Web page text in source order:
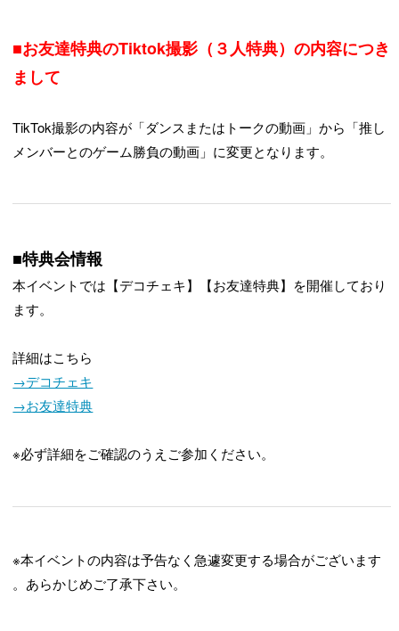
■お友達特典のTiktok撮影（３人特典）の内容につき
まして
TikTok撮影の内容が「ダンスまたはトークの動画」から「推し
メンバーとのゲーム勝負の動画」に変更となります。
■特典会情報
本イベントでは【デコチェキ】【お友達特典】を開催しており
ます。
詳細はこちら
→デコチェキ
→お友達特典
※必ず詳細をご確認のうえご参加ください。
※本イベントの内容は予告なく急遽変更する場合がございます
。あらかじめご了承下さい。